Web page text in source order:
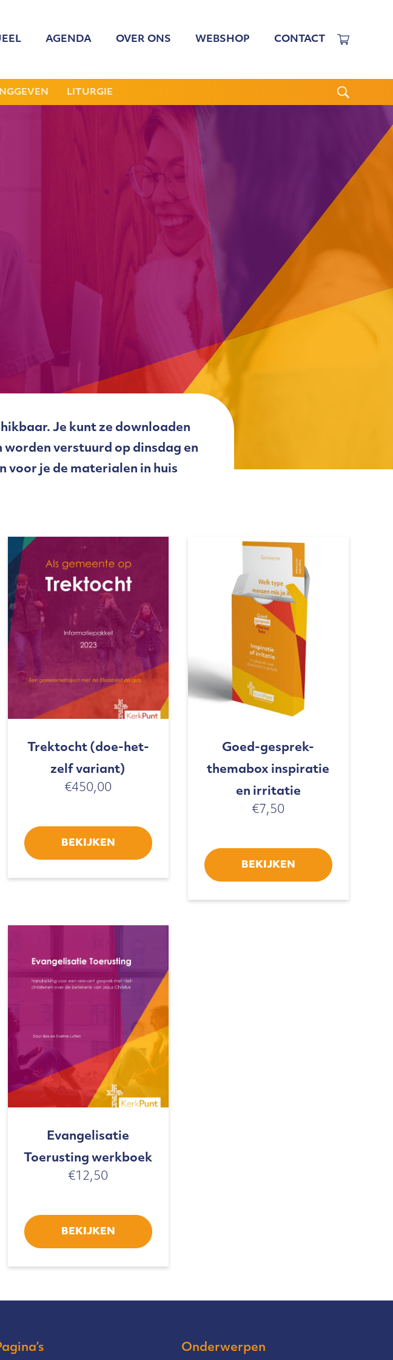
AGENDA OVER ONS
CGJO
NIEUWSBRIEVEN
ANBI
JAARVERSLAGEN
WEBSHOP CONTACT
LITURGIE
Je kunt ze downloaden
verstuurd op dinsdag en
voor je de materialen in huis
Trektocht (doe-het-
zelf variant)
€450,00
BEKIJKEN
Goed-gesprek-
themabox inspiratie
en irritatie
€7,50
BEKIJKEN
Evangelisatie
Toerusting werkboek
€12,50
BEKIJKEN
Onderwerpen